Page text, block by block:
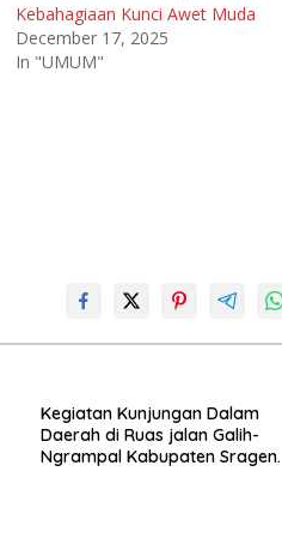
Kebahagiaan Kunci Awet Muda
December 17, 2025
In "UMUM"
Kegiatan Kunjungan Dalam
Daerah di Ruas jalan Galih-
Ngrampal Kabupaten Sragen.